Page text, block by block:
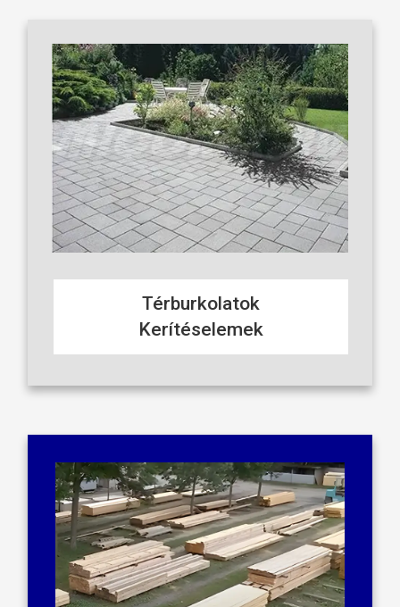
Térburkolatok
Kerítéselemek